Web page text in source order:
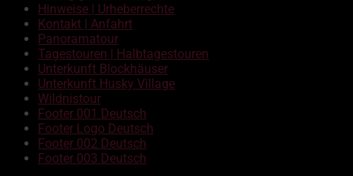
Hinweise | Urheberrechte
Kontakt | Anfahrt
Panoramatour
Tagestouren | Halbtagestouren
Unterkunft Blockhäuser
Unterkunft Husky Village
Wildnistour
Footer 001 Deutsch
Footer Logo Deutsch
Footer 002 Deutsch
Footer 003 Deutsch